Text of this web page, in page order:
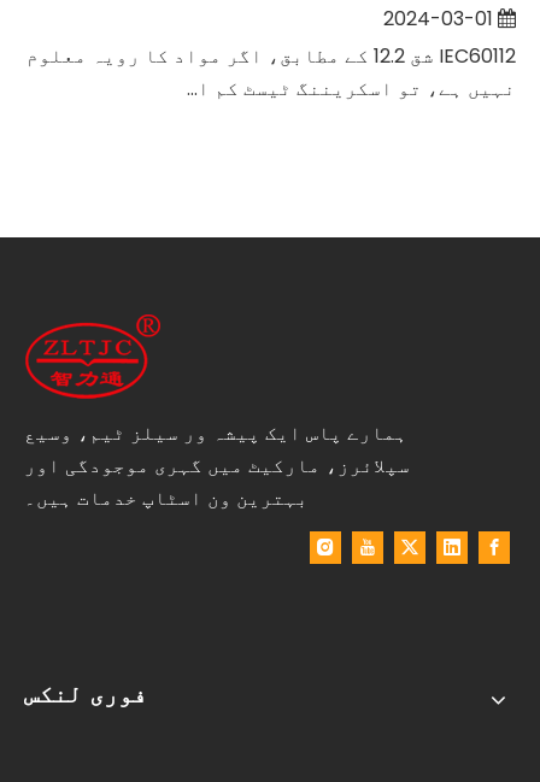
IEC60112 شق 12.2 کے مطابق، اگر مواد کا رویہ معلوم
نہیں ہے، تو اسکریننگ ٹیسٹ کم ا...
ہمارے پاس ایک پیشہ ور سیلز ٹیم، وسیع
سپلائرز، مارکیٹ میں گہری موجودگی اور
بہترین ون اسٹاپ خدمات ہیں۔
فوری لنکس